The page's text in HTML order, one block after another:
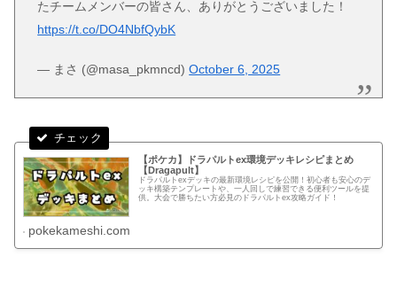
たチームメンバーの皆さん、ありがとうございました！
https://t.co/DO4NbfQybK
— まさ (@masa_pkmncd)October 6, 2025
【ポケカ】ドラパルトex環境デッキレシピまとめ
【Dragapult】
ドラパルトexデッキの最新環境レシピを公開！初心者も安心のデ
ッキ構築テンプレートや、一人回しで練習できる便利ツールを提
供。大会で勝ちたい方必見のドラパルトex攻略ガイド！
pokekameshi.com